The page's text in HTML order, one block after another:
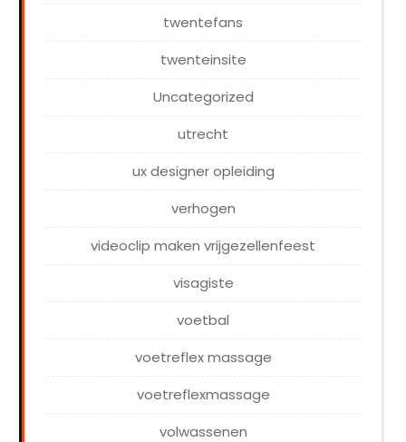
twentefans
twenteinsite
Uncategorized
utrecht
ux designer opleiding
verhogen
videoclip maken vrijgezellenfeest
visagiste
voetbal
voetreflex massage
voetreflexmassage
volwassenen